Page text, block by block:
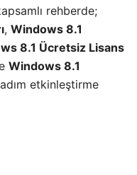
rehberde;
, Windows 8.1
8.1 Ücretsiz Lisans
Windows 8.1
etkinleştirme